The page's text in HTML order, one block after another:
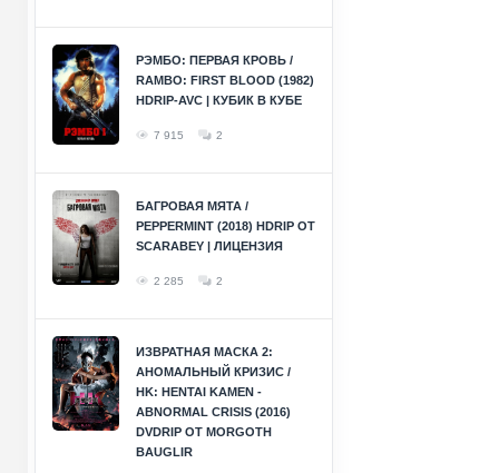
РЭМБО: ПЕРВАЯ КРОВЬ /
RAMBO: FIRST BLOOD (1982)
HDRIP-AVC | КУБИК В КУБЕ
7 915 2
БАГРОВАЯ МЯТА /
PEPPERMINT (2018) HDRIP ОТ
SCARABEY | ЛИЦЕНЗИЯ
2 285 2
ИЗВРАТНАЯ МАСКА 2:
АНОМАЛЬНЫЙ КРИЗИС /
HK: HENTAI KAMEN -
ABNORMAL CRISIS (2016)
DVDRIP ОТ MORGOTH
BAUGLIR